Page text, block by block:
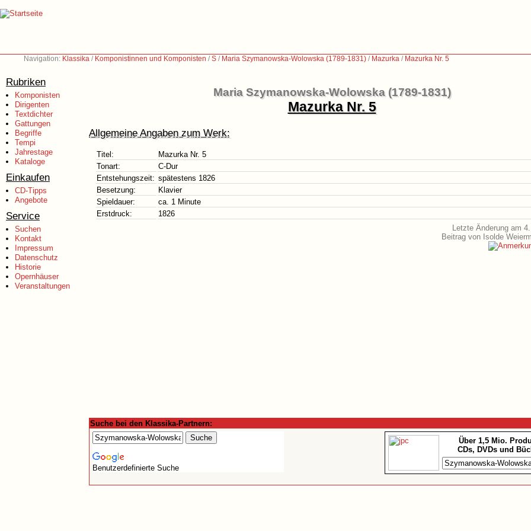
Navigation: Klassika / Komponistinnen und Komponisten /S / Maria Szymanowska-Wolowska (1789-1831) / Mazurka / Mazurka Nr. 5
Rubriken
Komponisten
Dirigenten
Textdichter
Gattungen
Begriffe
Tempi
Jahrestage
Kataloge
Einkaufen
CD-Tipps
Angebote
Service
Suchen
Kontakt
Impressum
Datenschutz
Historie
Opernhäuser
Veranstaltungen
Maria Szymanowska-Wolowska (1789-1831)
Mazurka Nr. 5
Allgemeine Angaben zum Werk:
Titel:
Mazurka Nr. 5
Tonart:
C-Dur
Entstehungszeit: spätestens 1826
Besetzung:
Klavier
Spieldauer:
ca. 1 Minute
Erstdruck:
1826
Letzte Änderung am
Beitrag von Isolde
Suche bei den Klassika-Partnern:
Benutzerdefinierte Suche
Über 1,5 Mio.
CDs, DVDs und